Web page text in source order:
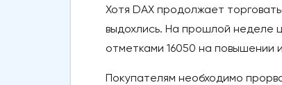
Хотя DAX продолжает
выдохлись. На прошлой неделе
отметками 16050 на повышении
Покупателям необходимо